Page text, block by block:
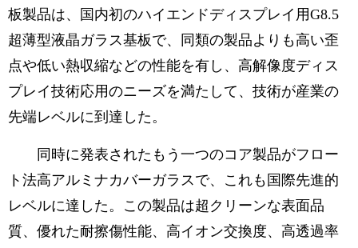
板製品は、国内初のハイエンドディスプレイ用G8.5
超薄型液晶ガラス基板で、同類の製品よりも高い歪
点や低い熱収縮などの性能を有し、高解像度ディス
プレイ技術応用のニーズを満たして、技術が産業の
先端レベルに到達した。
同時に発表されたもう一つのコア製品がフロー
ト法高アルミナカバーガラスで、これも国際先進的
レベルに達した。この製品は超クリーンな表面品
質、優れた耐擦傷性能、高イオン交換度、高透過率